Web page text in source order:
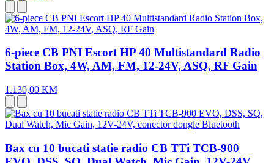
6-piece CB PNI Escort HP 40 Multistandard Radio
Station Box, 4W, AM, FM, 12-24V, ASQ, RF Gain
1.130,00 KM
Bax cu 10 bucati statie radio CB TTi TCB-900